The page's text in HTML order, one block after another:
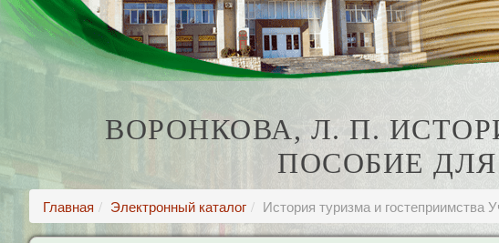
ВОРОНКОВА, Л. П.
ПОСОБИЕ
Главная Электронный каталог История туризма и гостеприимства